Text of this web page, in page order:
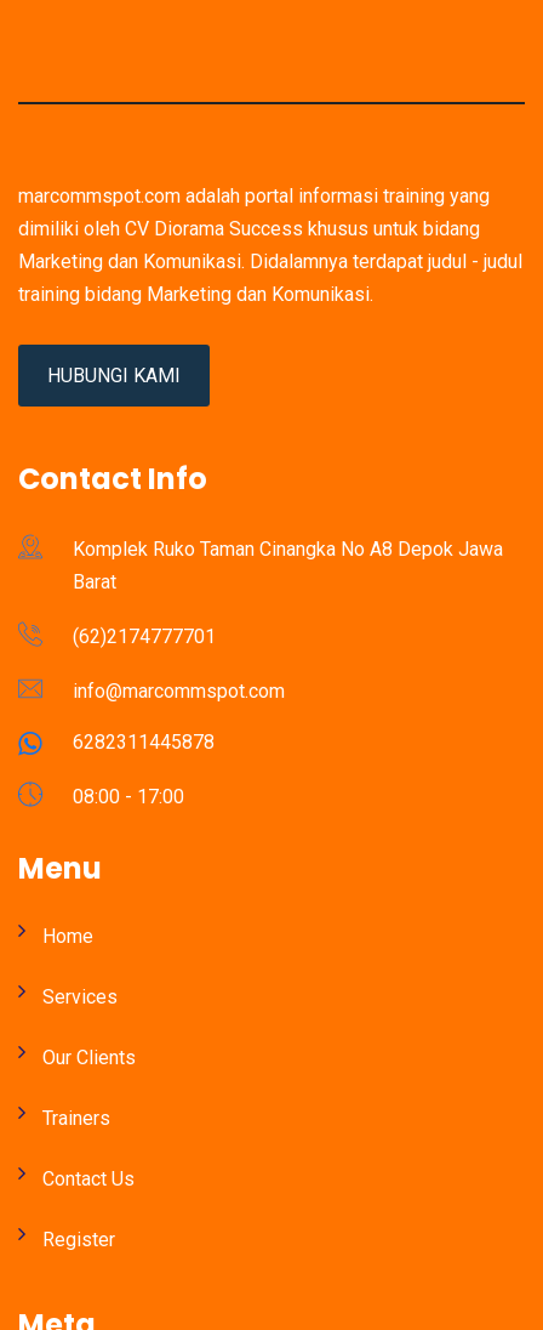
marcommspot.com adalah portal informasi training yang
dimiliki oleh CV Diorama Success khusus untuk bidang
Marketing dan Komunikasi. Didalamnya terdapat judul - judul
training bidang Marketing dan Komunikasi.
HUBUNGI KAMI
Contact Info
Komplek Ruko Taman Cinangka No A8 Depok Jawa
Barat
(62)2174777701
info@marcommspot.com
6282311445878
08:00 - 17:00
Menu
Home
Services
Our Clients
Trainers
Contact Us
Register